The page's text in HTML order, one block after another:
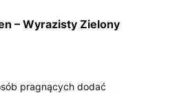
– Wyrazisty Zielony
pragnących dodać